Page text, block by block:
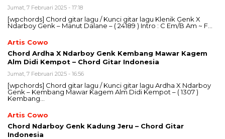
Jumat, 7 Februari 2025 - 17:18
[wpchords] Chord gitar lagu / Kunci gitar lagu Klenik Genk X
Ndarboy Genk – Manut Dalane – ( 24189 ) Intro : C Em/B Am ~ F…
Artis Cowo
Chord Ardha X Ndarboy Genk Kembang Mawar Kagem
Alm Didi Kempot – Chord Gitar Indonesia
Jumat, 7 Februari 2025 - 16:56
[wpchords] Chord gitar lagu / Kunci gitar lagu Ardha X Ndarboy
Genk – Kembang Mawar Kagem Alm Didi Kempot – ( 1307 )
Kembang…
Artis Cowo
Chord Ndarboy Genk Kadung Jeru – Chord Gitar
Indonesia